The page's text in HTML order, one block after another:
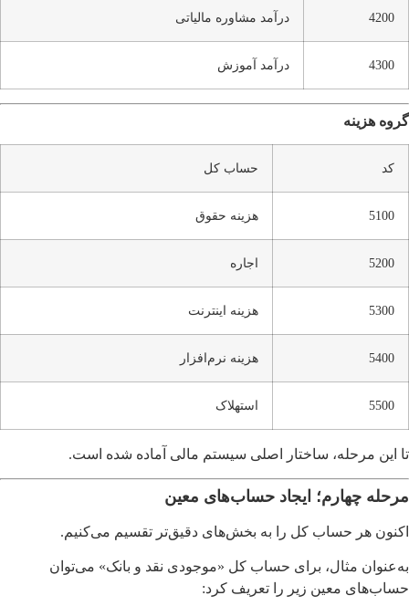
4200 درآمد مشاوره مالیاتی
4300 درآمد آموزش
گروه هزینه
کد حساب کل
5100 هزینه حقوق
5200 اجاره
5300 هزینه اینترنت
5400 هزینه نرم‌افزار
5500 استهلاک
تا این مرحله، ساختار اصلی سیستم مالی آماده شده است.
مرحله چهارم؛ ایجاد حساب‌های معین
اکنون هر حساب کل را به بخش‌های دقیق‌تر تقسیم می‌کنیم.
به‌عنوان مثال، برای حساب کل «موجودی نقد و بانک» می‌توان
حساب‌های معین زیر را تعریف کرد: